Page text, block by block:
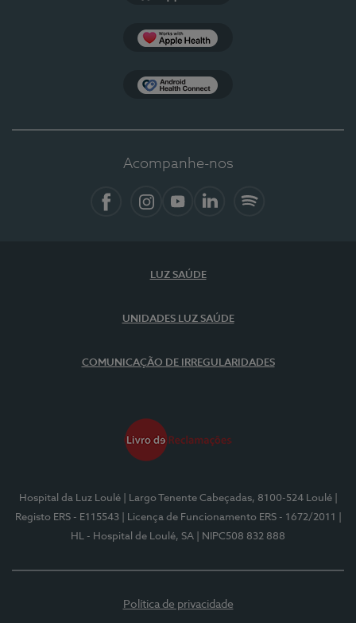
Acompanhe-nos
LUZ SAÚDE
UNIDADES LUZ SAÚDE
COMUNICAÇÃO DE IRREGULARIDADES
Hospital da Luz Loulé | Largo Tenente Cabeçadas, 8100-524 Loulé
Registo ERS - E115543
| Licença de Funcionamento ERS - 1672/2011
HL - Hospital de Loulé, SA
| NIPC508 832 888
Política de privacidade